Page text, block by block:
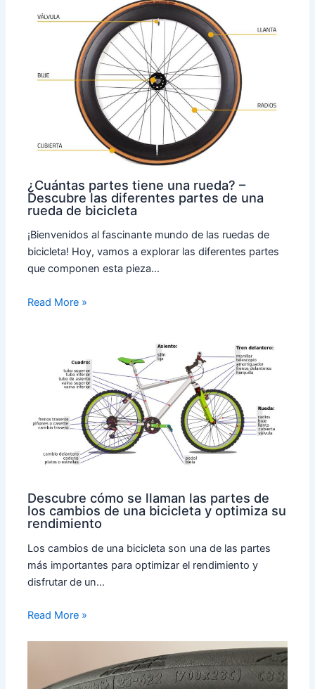
¿Cuántas partes tiene una rueda? –
Descubre las diferentes partes de una
rueda de bicicleta
¡Bienvenidos al fascinante mundo de las ruedas de
bicicleta! Hoy, vamos a explorar las diferentes partes
que componen esta pieza…
Read More »
Descubre cómo se llaman las partes de
los cambios de una bicicleta y optimiza su
rendimiento
Los cambios de una bicicleta son una de las partes
más importantes para optimizar el rendimiento y
disfrutar de un…
Read More »